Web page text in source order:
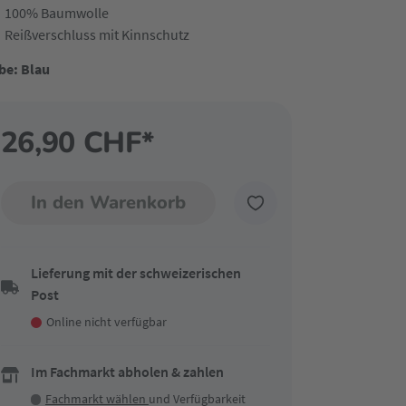
100% Baumwolle
Reißverschluss mit Kinnschutz
Blau
26,90 CHF*
In den Warenkorb
Lieferung mit der schweizerischen
Post
Online nicht verfügbar
Im Fachmarkt abholen & zahlen
Fachmarkt wählen und Verfügbarkeit